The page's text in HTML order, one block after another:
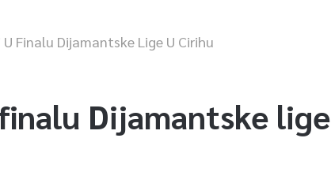
Finalu Dijamantske Lige U Cirihu
Dijamantske lige